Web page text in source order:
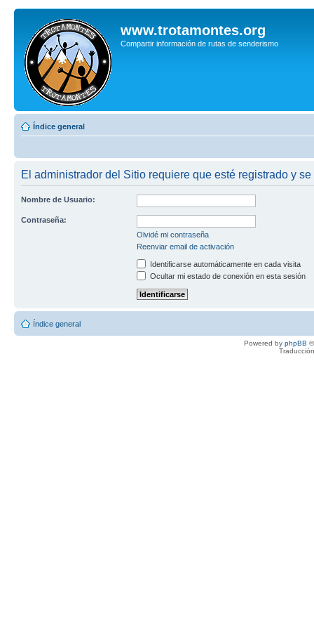
www.trotamontes.org
Compartir información de rutas de senderismo
Índice general
El administrador del Sitio requiere que esté registrado y
Nombre de Usuario:
Contraseña:
Olvidé mi contraseña
Reenviar email de activación
Identificarse automáticamente en cada visita
Ocultar mi estado de conexión en esta sesión
Índice general
Powered by phpBB